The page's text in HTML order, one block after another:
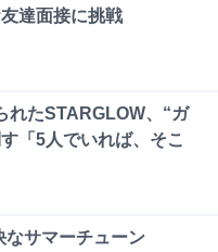
友達面接に挑戦
れたSTARGLOW、“ガ
「5人でいれば、そこ
サマーチューン